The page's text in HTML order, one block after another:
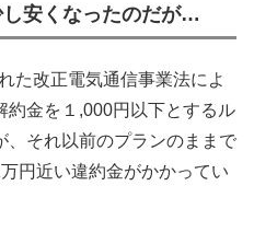
安くなったのだが…
た改正電気通信事業法によ
約金を１,000円以下とするル
、それ以前のプランのままで
円近い違約金がかかってい